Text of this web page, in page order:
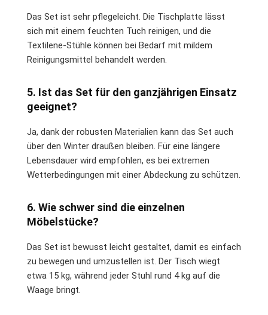
Das Set ist sehr pflegeleicht. Die Tischplatte lässt
sich mit einem feuchten Tuch reinigen, und die
Textilene-Stühle können bei Bedarf mit mildem
Reinigungsmittel behandelt werden.
5. Ist das Set für den ganzjährigen Einsatz
geeignet?
Ja, dank der robusten Materialien kann das Set auch
über den Winter draußen bleiben. Für eine längere
Lebensdauer wird empfohlen, es bei extremen
Wetterbedingungen mit einer Abdeckung zu schützen.
6. Wie schwer sind die einzelnen
Möbelstücke?
Das Set ist bewusst leicht gestaltet, damit es einfach
zu bewegen und umzustellen ist. Der Tisch wiegt
etwa 15 kg, während jeder Stuhl rund 4 kg auf die
Waage bringt.